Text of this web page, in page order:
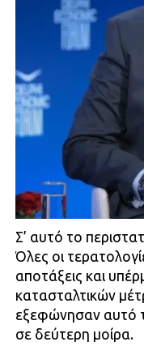
Σ’ αυτό το
Όλες οι
αποτάξεις και
κατασταλτικών
εξεφώνησαν αυτό
σε δεύτερη μοίρα.